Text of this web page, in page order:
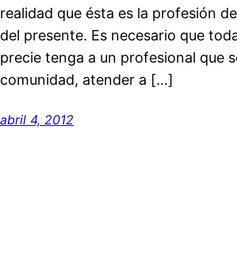
realidad que ésta es la profesión
del presente. Es necesario que
precie tenga a un profesional que
comunidad, atender a […]
abril 4, 2012